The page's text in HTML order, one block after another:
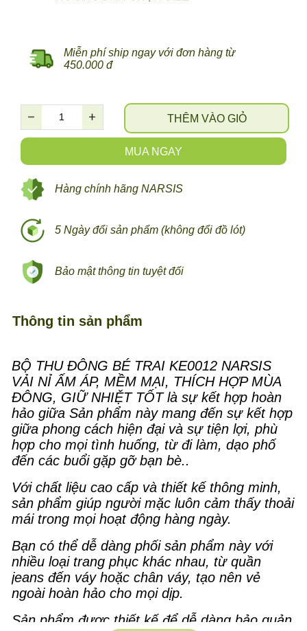
MUA NGAY
THÊM VÀO GIỎ
Miễn phí ship ngay với đơn hàng từ
450.000 đ
5 Ngày đổi sản phẩm (không đổi đồ lót)
Bảo mật thông tin tuyệt đối
Hàng chính hãng NARSIS
Thông tin sản phẩm
BỘ THU ĐÔNG BÉ TRAI KE0012 NARSIS
VẢI NỈ ẤM ÁP, MỀM MẠI, THÍCH HỢP MÙA
ĐÔNG, GIỮ NHIỆT TỐT là sự kết hợp hoàn
hảo giữa Sản phẩm này mang đến sự kết hợp
giữa phong cách hiện đại và sự tiện lợi, phù
hợp cho mọi tình huống, từ đi làm, dạo phố
đến các buổi gặp gỡ bạn bè..
Với chất liệu cao cấp và thiết kế thông minh,
sản phẩm giúp người mặc luôn cảm thấy thoải
mái trong mọi hoạt động hàng ngày.
Bạn có thể dễ dàng phối sản phẩm này với
nhiều loại trang phục khác nhau, từ quần
jeans đến váy hoặc chân váy, tạo nên vẻ
ngoài hoàn hảo cho mọi dịp.
Sản phẩm được thiết kế để dễ dàng bảo quản,